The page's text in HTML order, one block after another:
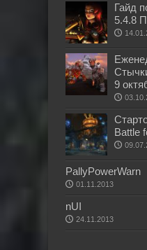
Гайд
5.4.8
9
Battle
PallyPowerWarn
01.11.2013
nUI
24.11.2013